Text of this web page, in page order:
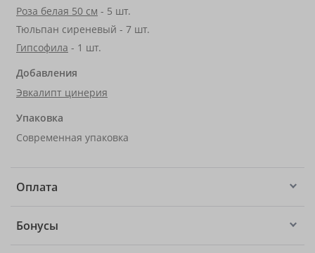
Роза белая 50 см - 5 шт.
Тюльпан сиреневый - 7 шт.
Гипсофила - 1 шт.
Добавления
Эвкалипт цинерия
Упаковка
Современная упаковка
Оплата
Бонусы